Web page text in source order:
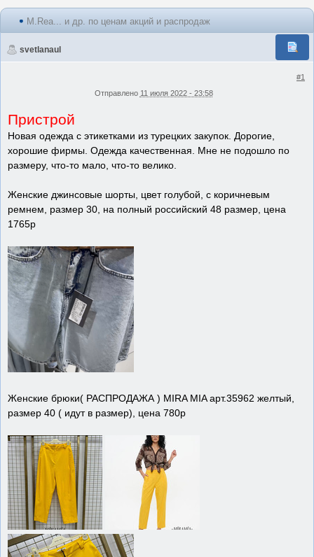
M.Rеа... и др. по ценам акций и распродаж
svetlanaul
#1
Отправлено 11 июля 2022 - 23:58
Пристрой
Новая одежда с этикетками из турецких закупок. Дорогие,
хорошие фирмы. Одежда качественная. Мне не подошло по
размеру, что-то мало, что-то велико.
Женские джинсовые шорты, цвет голубой, с коричневым
ремнем, размер 30, на полный российский 48 размер, цена
1765р
Женские брюки( РАСПРОДАЖА ) MIRA MIA арт.35962 желтый,
размер 40 ( идут в размер), цена 780р